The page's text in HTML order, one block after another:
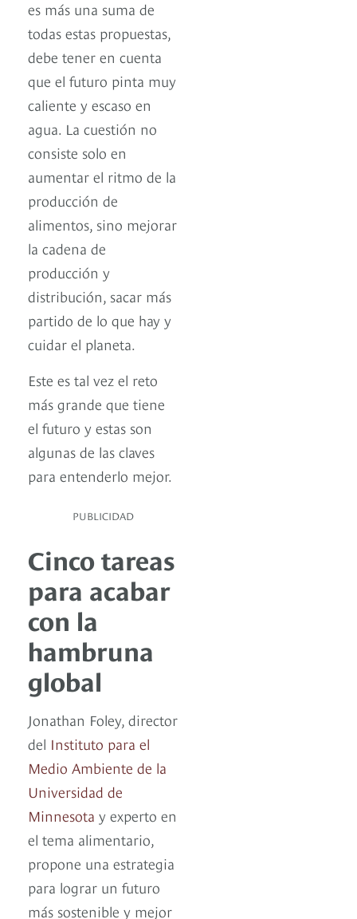
es más una suma de
todas estas propuestas,
debe tener en cuenta
que el futuro pinta muy
caliente y escaso en
agua. La cuestión no
consiste solo en
aumentar el ritmo de la
producción de
alimentos, sino mejorar
la cadena de
producción y
distribución, sacar más
partido de lo que hay y
cuidar el planeta.
Este es tal vez el reto
más grande que tiene
el futuro y estas son
algunas de las claves
para entenderlo mejor.
PUBLICIDAD
Cinco tareas
para acabar
con la
hambruna
global
Jonathan Foley, director
del Instituto para el
Medio Ambiente de la
Universidad de
Minnesota y experto en
el tema alimentario,
propone una estrategia
para lograr un futuro
más sostenible y mejor